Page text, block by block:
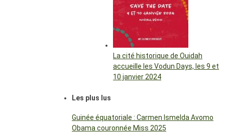
La cité historique de Ouidah
accueille les Vodun Days, les 9 et
10 janvier 2024
Les plus lus
Guinée équatoriale : Carmen Ismelda Avomo
Obama couronnée Miss 2025